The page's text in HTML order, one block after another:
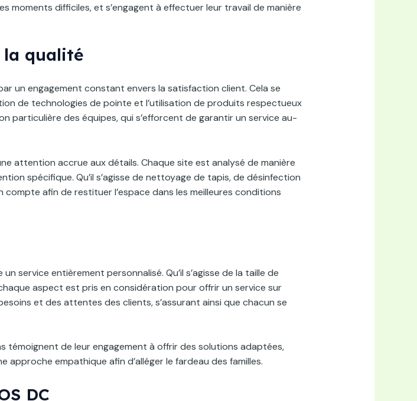
moments difficiles, et s’engagent à effectuer leur travail de manière
la qualité
un engagement constant envers la satisfaction client. Cela se
de technologies de pointe et l’utilisation de produits respectueux
particulière des équipes, qui s’efforcent de garantir un service au-
attention accrue aux détails. Chaque site est analysé de manière
spécifique. Qu’il s’agisse de nettoyage de tapis, de désinfection
afin de restituer l’espace dans les meilleures conditions
service entièrement personnalisé. Qu’il s’agisse de la taille de
aspect est pris en considération pour offrir un service sur
et des attentes des clients, s’assurant ainsi que chacun se
de leur engagement à offrir des solutions adaptées,
approche empathique afin d’alléger le fardeau des familles.
DC